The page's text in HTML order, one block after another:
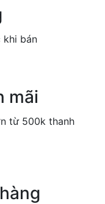
khi bán
mãi
từ 500k thanh